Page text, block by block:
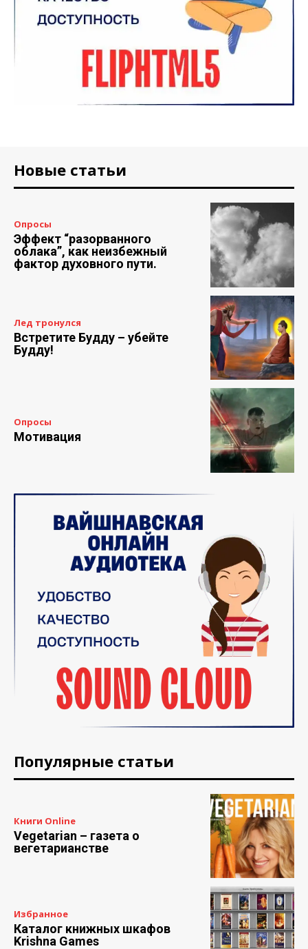
Новые статьи
Опросы
Эффект “разорванного
облака”, как неизбежный
фактор духовного пути.
Лед тронулся
Встретите Будду – убейте
Будду!
Опросы
Мотивация
Популярные статьи
Книги Online
Vegetarian – газета о
вегетарианстве
Избранное
Каталог книжных шкафов
Krishna Games